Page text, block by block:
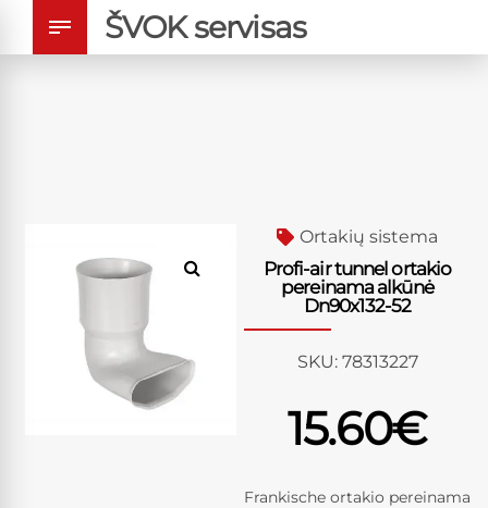
ŠVOK servisas
Ortakių sistema
Profi-air tunnel ortakio
pereinama alkūnė
Dn90x132-52
SKU: 78313227
15.60€
Frankische ortakio pereinama